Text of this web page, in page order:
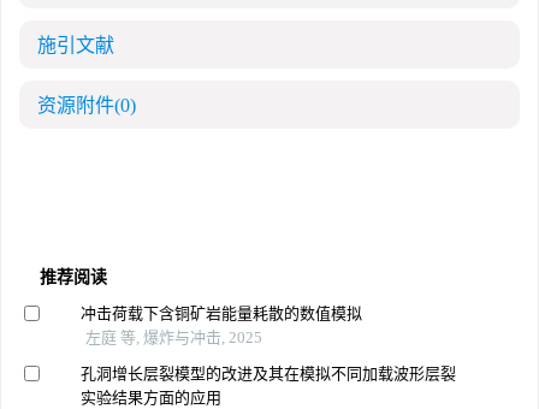
施引文献
资源附件(0)
推荐阅读
冲击荷载下含铜矿岩能量耗散的数值模拟
左庭 等, 爆炸与冲击, 2025
孔洞增长层裂模型的改进及其在模拟不同加载波形层裂
实验结果方面的应用